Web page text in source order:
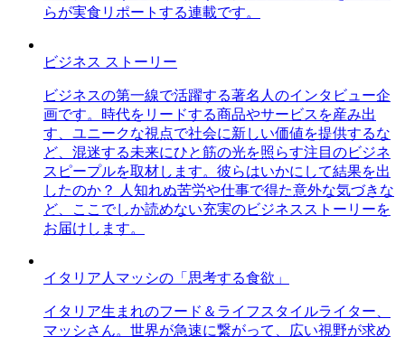
らが実食リポートする連載です。
ビジネス ストーリー
ビジネスの第一線で活躍する著名人のインタビュー企
画です。時代をリードする商品やサービスを産み出
す、ユニークな視点で社会に新しい価値を提供するな
ど、混迷する未来にひと筋の光を照らす注目のビジネ
スピープルを取材します。彼らはいかにして結果を出
したのか？ 人知れぬ苦労や仕事で得た意外な気づきな
ど、ここでしか読めない充実のビジネスストーリーを
お届けします。
イタリア人マッシの「思考する食欲」
イタリア生まれのフード＆ライフスタイルライター、
マッシさん。世界が急速に繋がって、広い視野が求め